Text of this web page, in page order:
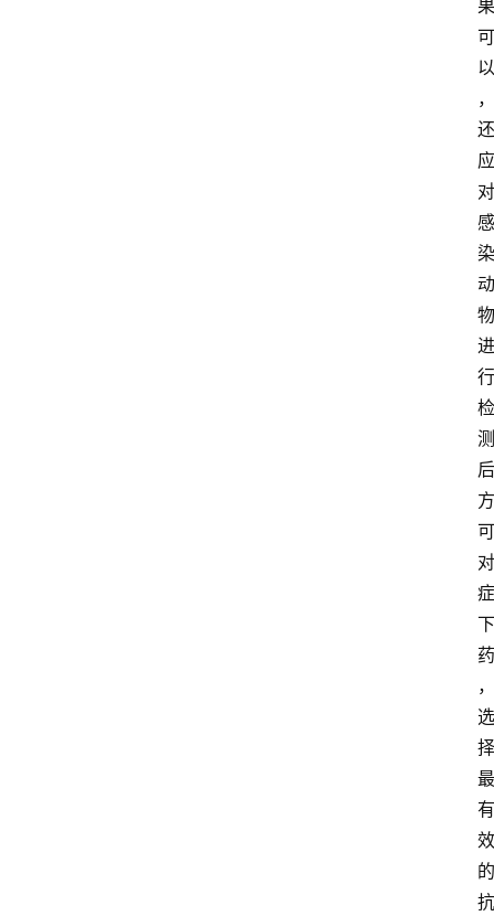
果
可
以
，
还
应
对
感
染
动
物
进
行
检
测
后
方
可
对
症
下
药
，
选
择
最
有
效
的
抗